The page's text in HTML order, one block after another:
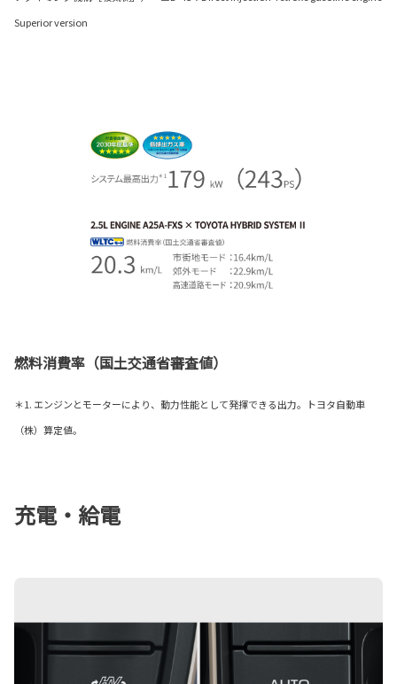
Superior version
燃料消費率（国土交通省審査値）
＊1. エンジンとモーターにより、動力性能として発揮できる出力。トヨタ自動車
（株）算定値。
充電・給電